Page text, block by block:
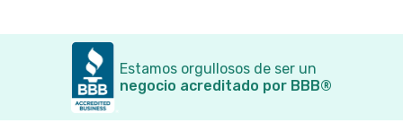
Estamos orgullosos de ser un
negocio acreditado por BBB®